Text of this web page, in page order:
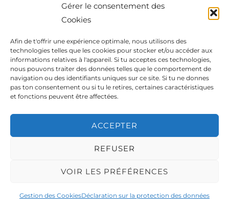
Gérer le consentement des
Cookies
Afin de t'offrir une expérience optimale, nous utilisons des
technologies telles que les cookies pour stocker et/ou accéder aux
informations relatives à l'appareil. Si tu acceptes ces technologies,
nous pouvons traiter des données telles que le comportement de
navigation ou des identifiants uniques sur ce site. Si tu ne donnes
pas ton consentement ou si tu le retires, certaines caractéristiques
et fonctions peuvent être affectées.
ACCEPTER
REFUSER
VOIR LES PRÉFÉRENCES
Gestion des CookiesDéclaration sur la protection des données
une expérience inoubliable à tous ceux qui la
visitent. Avec ses paysages époustouflants, ce
parc national est un joyau de la nature. Nous
avons particulièrement aimé explorer les dunes
Mais, la route en tant que telle est aussi un
aventure inoubliable. Il est important de se
rappeler que la vallée de la Mort est un
environnement extrême, il faut prévoir